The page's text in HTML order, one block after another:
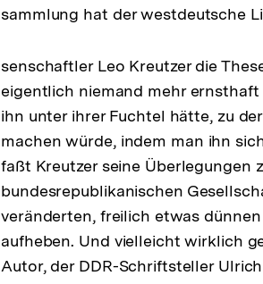
sammlung hat der westdeutsche
senschaftler Leo Kreutzer die
eigentlich niemand mehr
ihn unter ihrer Fuchtel hätte, zu
machen würde, indem man ihn
faßt Kreutzer seine Überlegungen
bundesrepublikanischen
veränderten, freilich etwas
aufheben. Und vielleicht wirklich
Autor, der DDR-Schriftsteller